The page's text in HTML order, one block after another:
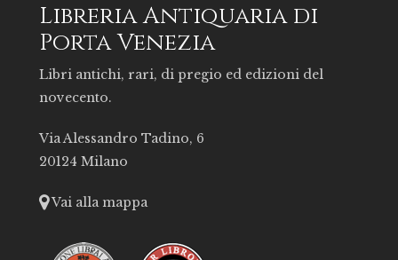
Libreria Antiquaria di
Porta Venezia
Libri antichi, rari, di pregio ed edizioni del
novecento.
Via Alessandro Tadino, 6
20124 Milano
Vai alla mappa